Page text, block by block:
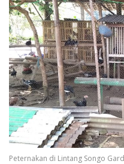
Peternakan di Lintang Songo